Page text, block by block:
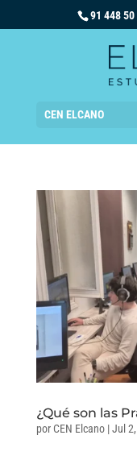
91 448 50
CEN ELCANO
¿Qué son las
por CEN Elcano|Jul